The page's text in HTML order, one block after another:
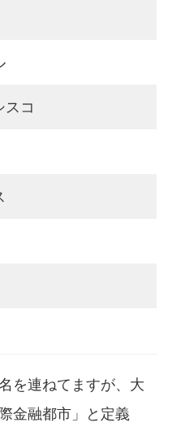
スコ
を連ねてますが、大
金融都市」と定義